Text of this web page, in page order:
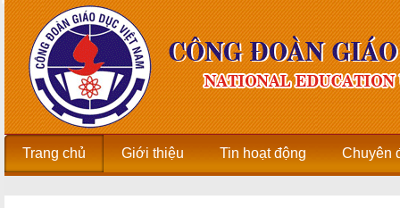
Trang chủ Giới thiệu Tin hoạt động Chuyên